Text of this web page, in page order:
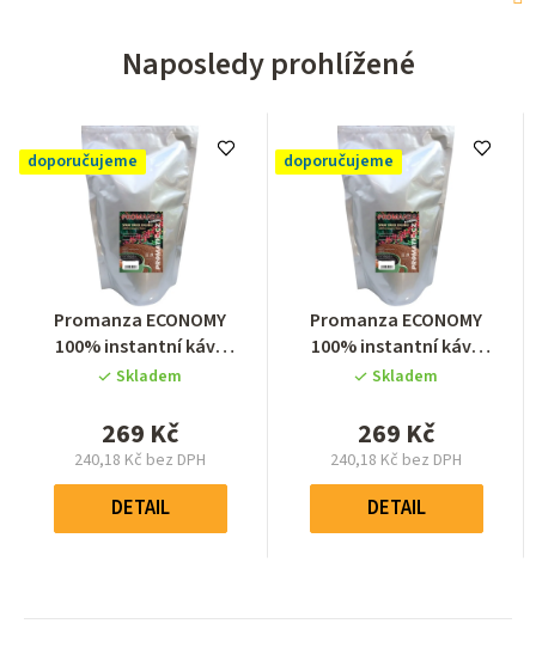
Naposledy prohlížené
doporučujeme
Průměrné
hodnocení
produktu
4,8
z
hvězdiček.
Promanza ECONOMY
100% instantní káva
500g (spray dried)
Skladem
269 Kč
240,18 Kč bez DPH
Měrná
cena:
DETAIL
doporučujeme
Průměrné
hodnocení
produktu
4,8
z
hvězdiček.
Promanza ECONOMY
100% instantní káva
500g (spray dried)
Skladem
269 Kč
240,18 Kč bez DPH
Měrná
cena:
DETAIL